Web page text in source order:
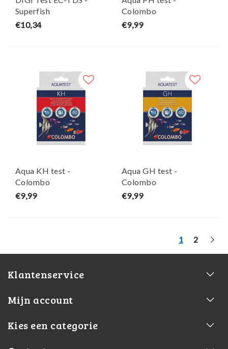
Superfish
€10,34
Colombo
€9,99
Aqua KH test -
Colombo
€9,99
Aqua GH test -
Colombo
€9,99
1 2
Klantenservice
Mijn account
Kies een categorie